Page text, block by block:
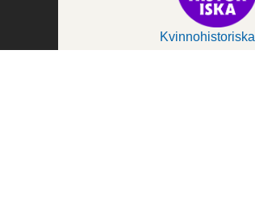
Kvinnohistoriska